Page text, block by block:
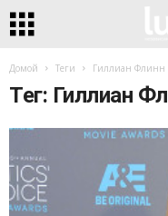
Домой Теги Гиллиан Флинн
Тег: Гиллиан